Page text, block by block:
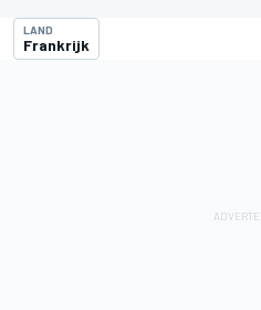
LAND
Frankrijk